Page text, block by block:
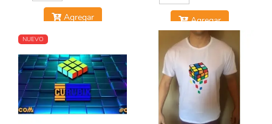
Agregar Agregar
NUEVO